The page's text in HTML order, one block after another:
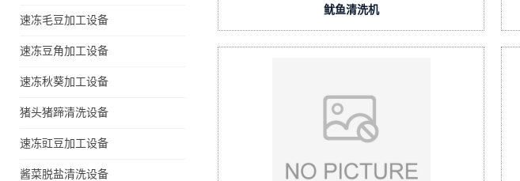
速冻毛豆加工设备
速冻豆角加工设备
速冻秋葵加工设备
猪头猪蹄清洗设备
速冻豇豆加工设备
酱菜脱盐清洗设备
鱿鱼清洗机